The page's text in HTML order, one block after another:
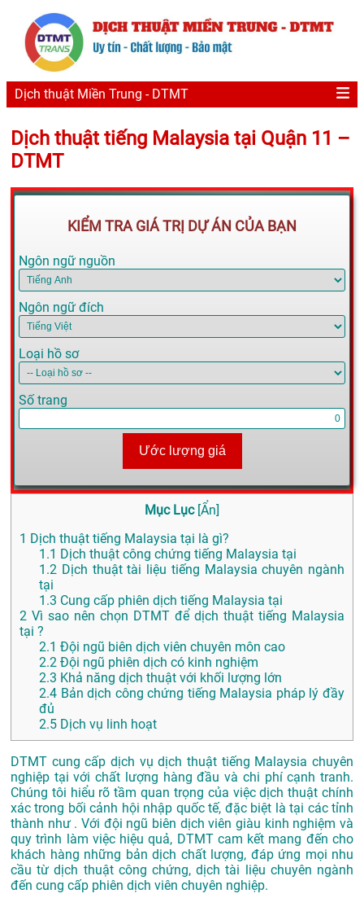
Dịch thuật Miền Trung - DTMT
Dịch thuật tiếng Malaysia tại Quận 11 –
DTMT
KIỂM TRA GIÁ TRỊ DỰ ÁN CỦA BẠN
Ngôn ngữ nguồn
Ngôn ngữ đích
Loại hồ sơ
Số trang
Ước lượng giá
Mục Lục [Ẩn]
1 Dịch thuật tiếng Malaysia tại là gì?
1.1 Dịch thuật công chứng tiếng Malaysia tại
1.2 Dịch thuật tài liệu tiếng Malaysia chuyên ngành
tại
1.3 Cung cấp phiên dịch tiếng Malaysia tại
2 Vì sao nên chọn DTMT để dịch thuật tiếng Malaysia
tại ?
2.1 Đội ngũ biên dịch viên chuyên môn cao
2.2 Đội ngũ phiên dịch có kinh nghiệm
2.3 Khả năng dịch thuật với khối lượng lớn
2.4 Bản dịch công chứng tiếng Malaysia pháp lý đầy
đủ
2.5 Dịch vụ linh hoạt
DTMT cung cấp dịch vụ dịch thuật tiếng Malaysia chuyên
nghiệp tại với chất lượng hàng đầu và chi phí cạnh tranh.
Chúng tôi hiểu rõ tầm quan trọng của việc dịch thuật chính
xác trong bối cảnh hội nhập quốc tế, đặc biệt là tại các tỉnh
thành như . Với đội ngũ biên dịch viên giàu kinh nghiệm và
quy trình làm việc hiệu quả, DTMT cam kết mang đến cho
khách hàng những bản dịch chất lượng, đáp ứng mọi nhu
cầu từ dịch thuật công chứng, dịch tài liệu chuyên ngành
đến cung cấp phiên dịch viên chuyên nghiệp.